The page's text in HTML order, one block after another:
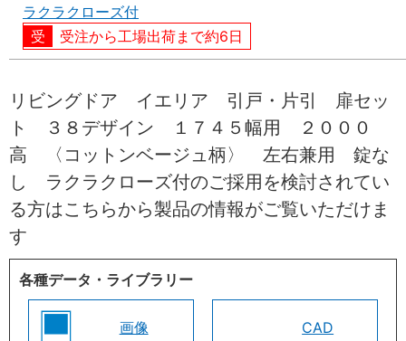
ラクラクローズ付
受注から工場出荷まで約6日
リビングドア イエリア 引戸・片引 扉セッ
ト ３８デザイン １７４５幅用 ２０００
高 〈コットンベージュ柄〉 左右兼用 錠な
し ラクラクローズ付のご採用を検討されてい
る方はこちらから製品の情報がご覧いただけま
す
各種データ・ライブラリー
画像 CAD